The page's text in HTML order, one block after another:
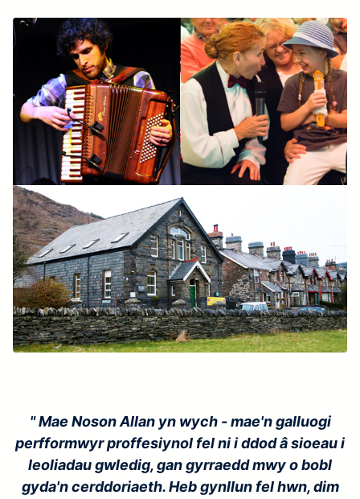
" Mae Noson Allan yn wych - mae'n galluogi
perfformwyr proffesiynol fel ni i ddod â sioeau i
leoliadau gwledig, gan gyrraedd mwy o bobl
gyda'n cerddoriaeth. Heb gynllun fel hwn, dim